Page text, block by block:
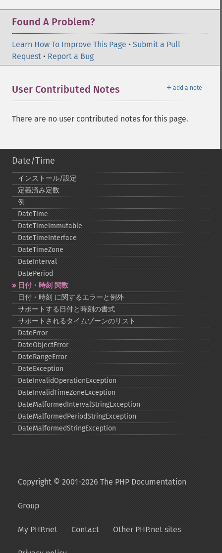
Found A Problem?
Learn How To Improve This Page • Submit a Pull
Request • Report a Bug
＋ add a note
User Contributed Notes
There are no user contributed notes for this page.
Date/Time
インストール/設定
定義済み定数
例
DateTime
DateTimeImmutable
DateTimeInterface
DateTimeZone
DateInterval
DatePeriod
日付・時刻 関数
日付・時刻 に関するエラーと例外
サポートする日付と時刻の書式
サポートされるタイムゾーンのリスト
DateError
DateObjectError
DateRangeError
DateException
DateInvalidOperationException
DateInvalidTimeZoneException
DateMalformedIntervalStringException
DateMalformedPeriodStringException
DateMalformedStringException
Copyright © 2001-2026 The PHP Documentation
Group
My PHP.net Contact Other PHP.net sites